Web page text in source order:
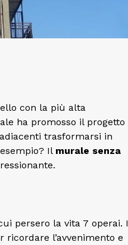
con la più alta
ha promosso il progetto
trasformarsi in
Il murale senza
persero la vita 7 operai. I
ricordare l’avvenimento e